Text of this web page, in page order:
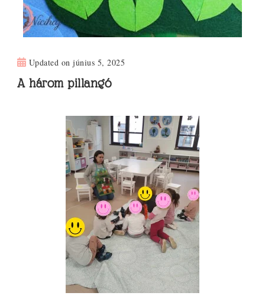
Updated onjúnius 5, 2025
A három pillangó